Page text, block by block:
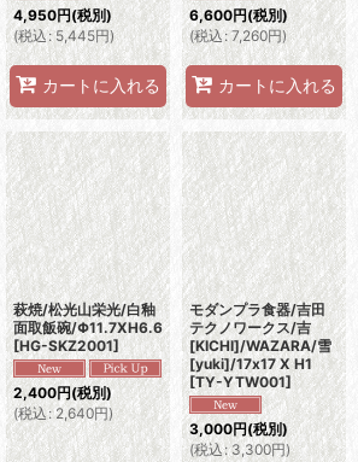
4,950円(税別)
(税込: 5,445円)
カートに入れる
6,600円(税別)
(税込: 7,260円)
カートに入れる
萩焼/松光山栄光/白釉
面取飯碗/Φ11.7XH6.6
[HG-SKZ2001]
2,400円(税別)
(税込: 2,640円)
モダンプラ食器/吉田
テクノワークス/吉
[KICHI]/WAZARA/雪
[yuki]/17x17 X H1
[TY-YTW001]
3,000円(税別)
(税込: 3,300円)